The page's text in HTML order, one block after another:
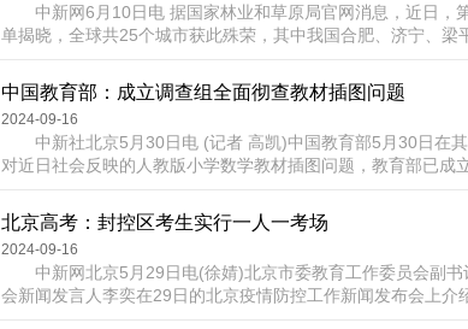
中新网6月10日电 据国家林业和草原局官网消息，近日，
单揭晓，全球共25个城市获此殊荣，其中我国合肥、济宁、梁
个，位居第一。 国际湿地城市是按照《湿地公约》决议规
缔约国提名，经《湿地公约》常委会批准，...
中国教育部：成立调查组全面彻查教材插图问题
2024-09-16
中新社北京5月30日电 (记者 高凯)中国教育部5月30日在其
对近日社会反映的人教版小学数学教材插图问题，教育部已成
不适的话题，引发广泛关注。教育部当日消息称，对此已成立
对查出的问题将立行立改，对存在违纪违...
北京高考：封控区考生实行一人一考场
2024-09-16
中新网北京5月29日电(徐婧)北京市委教育工作委员会副书
会新闻发言人李奕在29日的北京疫情防控工作新闻发布会上介